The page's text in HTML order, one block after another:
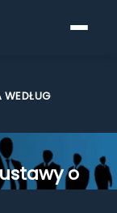
WEDŁUG
o